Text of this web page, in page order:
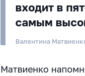
входит в
самым
Валентина
Матвиенко